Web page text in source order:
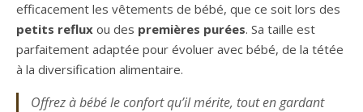
efficacement les vêtements de bébé, que ce soit lors des
petits reflux ou des premières purées. Sa taille est
parfaitement adaptée pour évoluer avec bébé, de la tétée
à la diversification alimentaire.
Offrez à bébé le confort qu’il mérite, tout en gardant